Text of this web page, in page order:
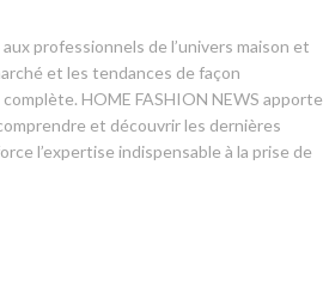
professionnels de l’univers maison et
et les tendances de façon
HOME FASHION NEWS apporte
et découvrir les dernières
l’expertise indispensable à la prise de